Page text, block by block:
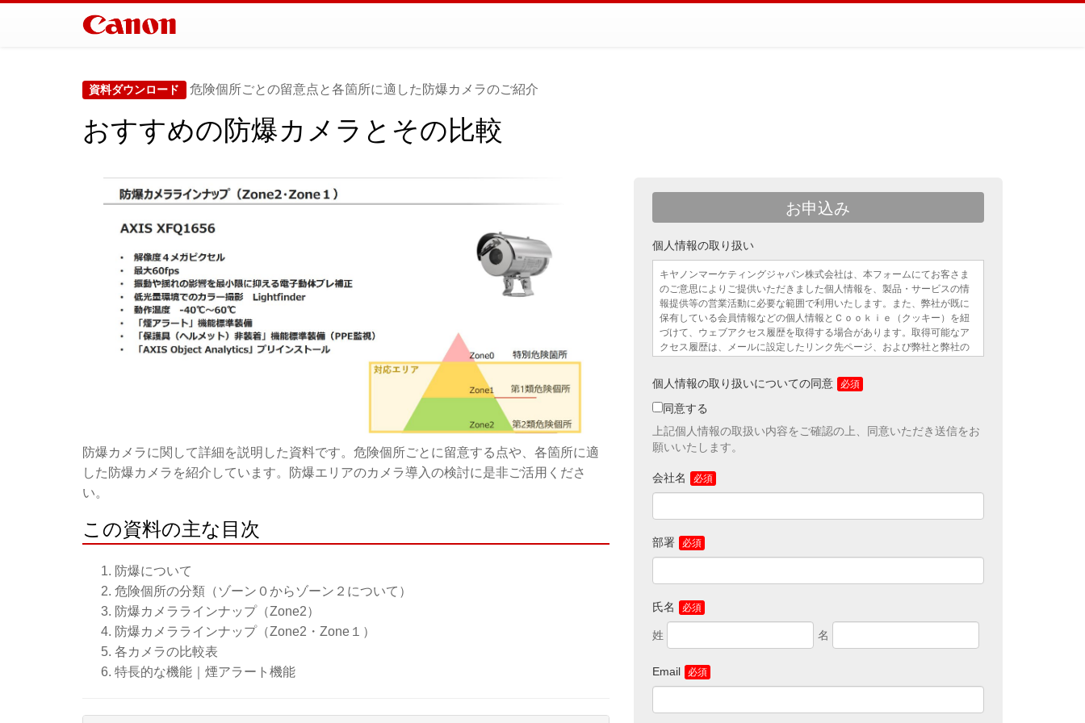
資料ダウンロード 危険個所ごとの留意点と各箇所に適した防爆カメラのご紹介
おすすめの防爆カメラとその比較
防爆カメラに関して詳細を説明した資料です。危険個所ごとに留意する点や、各箇所に適
した防爆カメラを紹介しています。防爆エリアのカメラ導入の検討に是非ご活用くださ
い。
この資料の主な目次
防爆について
危険個所の分類（ゾーン０からゾーン２について）
防爆カメララインナップ（Zone2）
防爆カメララインナップ（Zone2・Zone１）
各カメラの比較表
特長的な機能｜煙アラート機能
お申込み
個人情報の取り扱い
キヤノンマーケティングジャパン株式会社は、本フォームにてお客さま
のご意思によりご提供いただきました個人情報を、製品・サービスの情
報提供等の営業活動に必要な範囲で利用いたします。また、弊社が既に
保有している会員情報などの個人情報とＣｏｏｋｉｅ（クッキー）を紐
づけて、ウェブアクセス履歴を取得する場合があります。取得可能なア
クセス履歴は、メールに設定したリンク先ページ、および弊社と弊社の
履歴は、市場分析、および、これに基づく販売促進活動のために利用し
ます。個人情報をご提供いただけない場合は、情報提供できないことが
ございますので、あらかじめご了承ください。弊社はお客さまからお預
めます。また、以下の場合を除き、お客さまの同意なく、第三者への個
人情報の開示・提供をいたしません。
法令に基づく場合
上記利用目的を実施するために、適切な機密保持契約を締結した業務委
のある販売店に、書面もしくは電子媒体で提供する場合
お客さまご自身の個人情報の開示・訂正・削除を希望される場合には、
【個人情報保護管理者】
キヤノンマーケティングジャパン株式会社
NVS企画部NVS企画第二課 課長
【お問い合わせ先】
キヤノンマーケティングジャパン株式会社
個人情報の取り扱いについての同意
同意する
上記個人情報の取扱い内容をご確認の上、同意いただき送信をお
願いいたします。
会社名
部署
氏名
Email